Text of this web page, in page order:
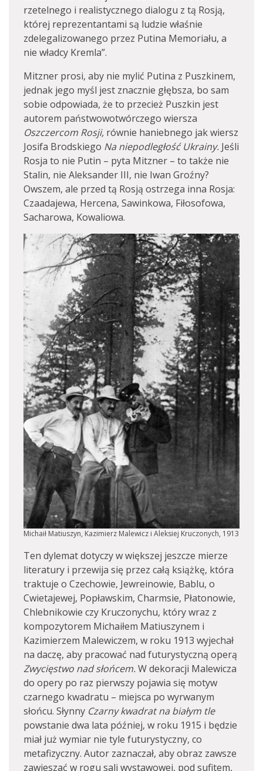
rzetelnego i realistycznego dialogu z tą Rosją,
której reprezentantami są ludzie właśnie
zdelegalizowanego przez Putina Memoriału, a
nie władcy Kremla”.
Mitzner prosi, aby nie mylić Putina z Puszkinem,
jednak jego myśl jest znacznie głębsza, bo sam
sobie odpowiada, że to przecież Puszkin jest
autorem państwowotwórczego wiersza
Oszczercom Rosji, równie haniebnego jak wiersz
Josifa Brodskiego Na niepodległość Ukrainy. Jeśli
Rosja to nie Putin – pyta Mitzner – to także nie
Stalin, nie Aleksander III, nie Iwan Groźny?
Owszem, ale przed tą Rosją ostrzega inna Rosja:
Czaadajewa, Hercena, Sawinkowa, Fiłosofowa,
Sacharowa, Kowaliowa.
Michaił Matiuszyn, Kazimierz Malewicz i Aleksiej Kruczonych, 1913
Ten dylemat dotyczy w większej jeszcze mierze
literatury i przewija się przez całą książkę, która
traktuje o Czechowie, Jewreinowie, Bablu, o
Cwietajewej, Popławskim, Charmsie, Płatonowie,
Chlebnikowie czy Kruczonychu, który wraz z
kompozytorem Michaiłem Matiuszynem i
Kazimierzem Malewiczem, w roku 1913 wyjechał
na daczę, aby pracować nad futurystyczną operą
Zwycięstwo nad słońcem.W dekoracji Malewicza
do opery po raz pierwszy pojawia się motyw
czarnego kwadratu – miejsca po wyrwanym
słońcu. Słynny Czarny kwadrat na białym tle
powstanie dwa lata później, w roku 1915 i będzie
miał już wymiar nie tyle futurystyczny, co
metafizyczny. Autor zaznaczał, aby obraz zawsze
zawieszać w rogu sali wystawowej, pod sufitem,